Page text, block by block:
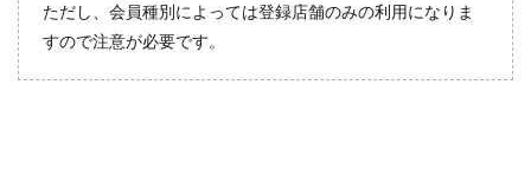
ただし、会員種別によっては登録店舗のみの利用になりま
すので注意が必要です。